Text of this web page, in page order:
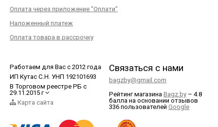
Оплата через приложение "Оплати"
Наложенный платеж
Оплата товара в рассрочку
Работаем для Вас с 2012 года
ИП Кутас С.Н. УНП 192101693
В Торговом реестре РБ с
29.11.2015 г
Карта сайта
Связаться с нами
bagzby@gmail.com
Рейтинг магазина Bagz.by – 4.8
балла на основании отзывов
336 пользователей Google